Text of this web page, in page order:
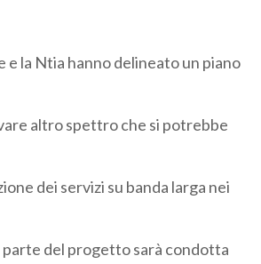
e la Ntia hanno delineato un piano
altro spettro che si potrebbe
dei servizi su banda larga nei
parte del progetto sarà condotta